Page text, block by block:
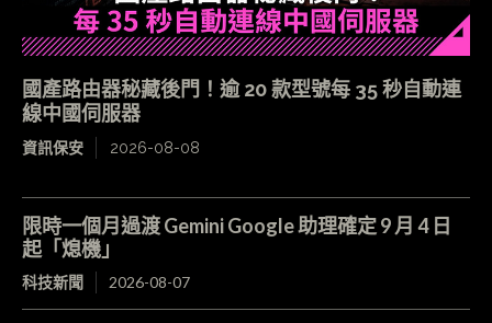
國產路由器秘藏後門！逾 20 款型號每 35 秒自動連
線中國伺服器
資訊保安 2026-08-08
限時一個月過渡 Gemini Google 助理確定 9 月 4 日
起「熄機」
科技新聞 2026-08-07